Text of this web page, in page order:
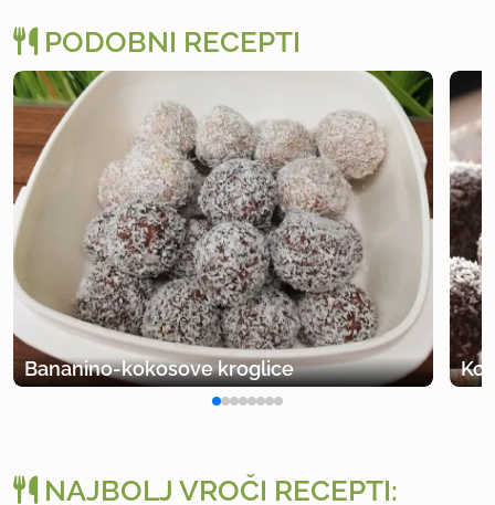
PODOBNI RECEPTI
Bananino-kokosove kroglice
NAJBOLJ VROČI RECEPTI: